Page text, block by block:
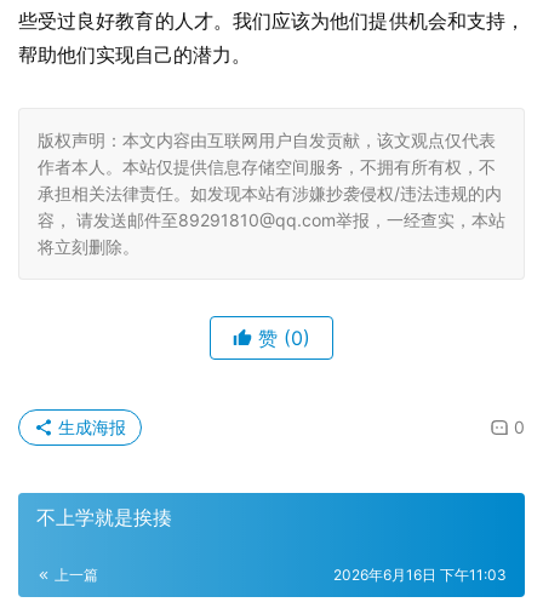
些受过良好教育的人才。我们应该为他们提供机会和支持，
帮助他们实现自己的潜力。
版权声明：本文内容由互联网用户自发贡献，该文观点仅代表
作者本人。本站仅提供信息存储空间服务，不拥有所有权，不
承担相关法律责任。如发现本站有涉嫌抄袭侵权/违法违规的内
容， 请发送邮件至89291810@qq.com举报，一经查实，本站
将立刻删除。
赞 (0)
0
生成海报
不上学就是挨揍
上一篇 2026年6月16日 下午11:03